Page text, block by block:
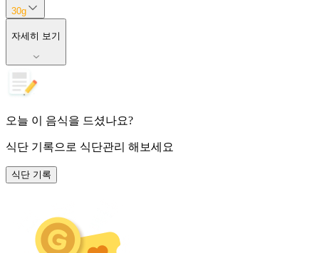
30g
자세히 보기
오늘 이 음식을 드셨나요?
식단 기록으로 식단관리 해보세요
식단 기록